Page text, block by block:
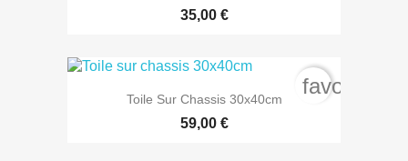
35,00 €
Toile Sur Chassis 30x40cm
59,00 €